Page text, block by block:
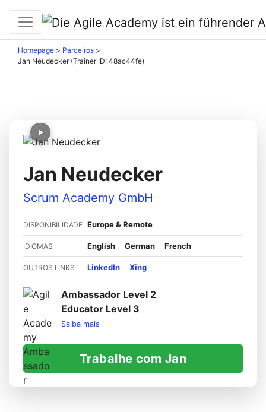
Homepage > Parceiros >
Jan Neudecker (Trainer ID: 48ac44fe)
Jan Neudecker
Scrum Academy GmbH
DISPONIBILIDADE Europe & Remote
IDIOMAS English German French
OUTROS LINKS LinkedIn Xing
Ambassador Level 2
Educator Level 3
Saiba mais
Trabalhe com Jan